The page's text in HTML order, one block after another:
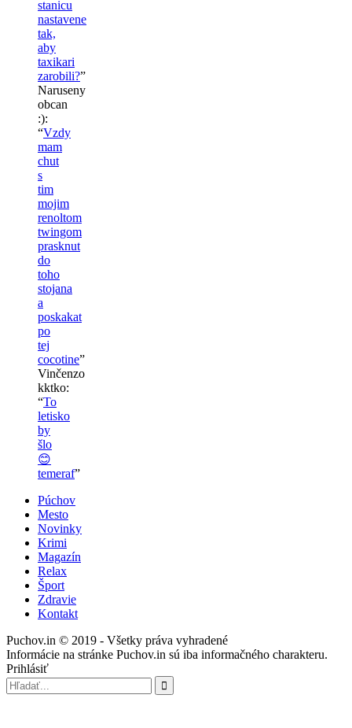
stanicu
nastavene
tak,
aby
taxikari
zarobili?”
Naruseny
obcan
:):
“Vzdy
mam
chut
s
tim
mojim
renoltom
twingom
prasknut
do
toho
stojana
a
poskakat
po
tej
cocotine”
Vinčenzo
kktko:
“To
letisko
by
šlo
😊
temeraf”
Púchov
Mesto
Novinky
Krimi
Magazín
Relax
Šport
Zdravie
Kontakt
Puchov.in © 2019 - Všetky práva vyhradené
Informácie na stránke Puchov.in sú iba informačného charakteru.
Prihlásiť